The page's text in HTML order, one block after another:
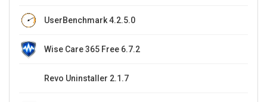
UserBenchmark 4.2.5.0
Wise Care 365 Free 6.7.2
Revo Uninstaller 2.1.7